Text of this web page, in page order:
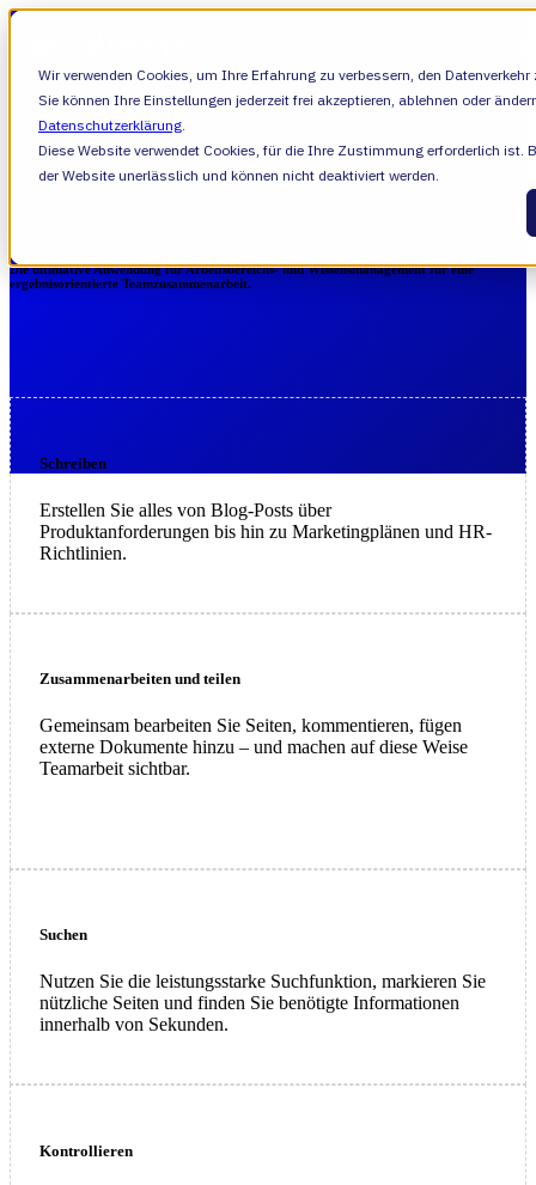
Wir verwenden Cookies, um Ihre Erfahrung zu verbessern, den
Sie können Ihre Einstellungen jederzeit frei akzeptieren, ablehnen oder
Datenschutzerklärung.
Diese Website verwendet Cookies, für die Ihre Zustimmung erforderlich
der Website unerlässlich und können nicht deaktiviert werden.
Die ultimative Anwendung für Arbeitsbereichs- und Wissensmanagement für eine
ergebnisorientierte Teamzusammenarbeit.
Schreiben
Erstellen Sie alles von Blog-Posts über
Produktanforderungen bis hin zu Marketingplänen und HR-
Richtlinien.
Zusammenarbeiten und teilen
Gemeinsam bearbeiten Sie Seiten, kommentieren, fügen
externe Dokumente hinzu – und machen auf diese Weise
Teamarbeit sichtbar.
Suchen
Nutzen Sie die leistungsstarke Suchfunktion, markieren Sie
nützliche Seiten und finden Sie benötigte Informationen
innerhalb von Sekunden.
Kontrollieren